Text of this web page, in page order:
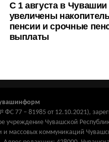
С 1 августа в Чувашии
увеличены
пенсии и срочные
выплаты
77 – 81985 от 12.10.2021),
Чувашской
массовых коммуникаций